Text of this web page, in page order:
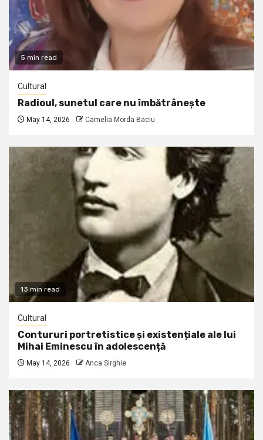
5 min read
Cultural
Radioul, sunetul care nu îmbătrânește
May 14, 2026 Camelia Morda Baciu
13 min read
Cultural
Contururi portretistice și existențiale ale lui
Mihai Eminescu în adolescență
May 14, 2026 Anca Sirghie